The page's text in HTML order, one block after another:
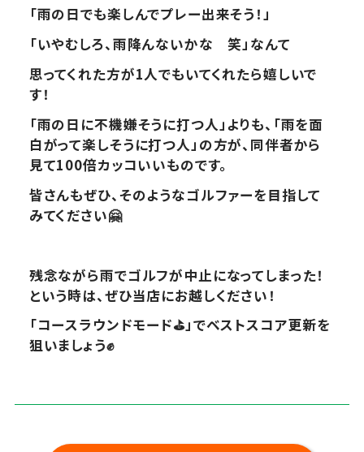
「雨の日でも楽しんでプレー出来そう！」
「いやむしろ、雨降んないかな 笑」なんて
思ってくれた方が1人でもいてくれたら嬉しいで
す！
「雨の日に不機嫌そうに打つ人」よりも、「雨を面
白がって楽しそうに打つ人」の方が、同伴者から
見て100倍カッコいいものです。
皆さんもぜひ、そのようなゴルファーを目指して
みてください🤗
残念ながら雨でゴルフが中止になってしまった！
という時は、ぜひ当店にお越しください！
「コースラウンドモード⛳️」でベストスコア更新を
狙いましょう✊